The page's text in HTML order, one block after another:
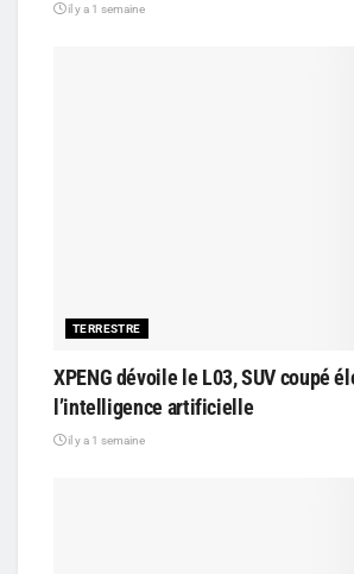
il y a 1 semaine
TERRESTRE
XPENG dévoile le L03, SUV coupé
l’intelligence artificielle
il y a 1 semaine